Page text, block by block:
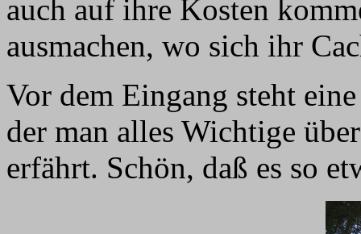
auch auf ihre Kosten
ausmachen, wo sich ihr
Vor dem Eingang steht
der man alles Wichtige
erfährt. Schön, daß es so